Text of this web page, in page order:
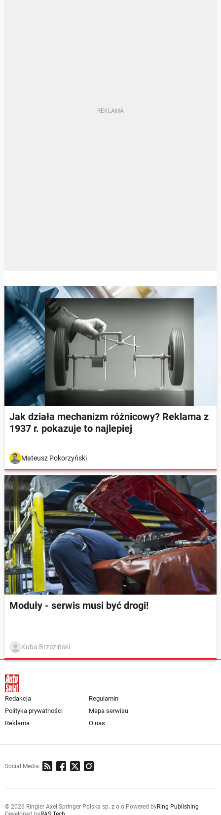
Jak działa mechanizm różnicowy? Reklama z
1937 r. pokazuje to najlepiej
Mateusz Pokorzyński
Moduły - serwis musi być drogi!
Kuba Brzeziński
Redakcja
Regulamin
Polityka prywatności
Mapa serwisu
Reklama
O nas
Social Media:
© 2026 Ringier Axel Springer Polska sp. z o.o. Powered byRing Publishing